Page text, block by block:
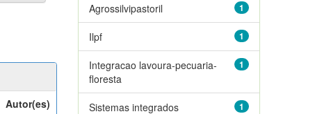
Autor(es)
1
Agrossilvipastoril
1
Ilpf
1
Integracao lavoura-pecuaria-
floresta
1
Sistemas integrados